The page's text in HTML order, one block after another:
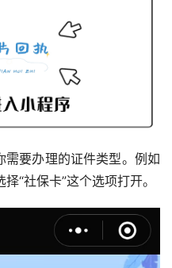
要办理的证件类型。例如
“社保卡”这个选项打开。